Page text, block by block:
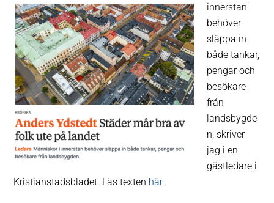
innerstan
behöver
släppa in
både tankar,
pengar och
besökare
från
landsbygde
n, skriver
jag i en
gästledare i
Kristianstadsbladet. Läs texten här.